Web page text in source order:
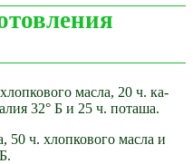
масла, 20 ч. ка­
32° Б и 25 ч. поташа.
50 ч. хлопкового масла и